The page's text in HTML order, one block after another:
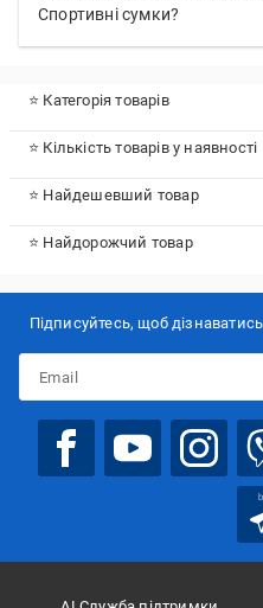
Спортивні сумки?
⭐ Категорія товарів
⭐ Кількість товарів у наявності
⭐ Найдешевший товар
⭐ Найдорожчий товар
Підписуйтесь, щоб